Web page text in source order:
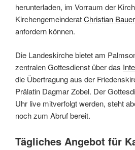
herunterladen, im Vorraum der
KirchengemeinderatChristian Bauer
anfordern können.
Die Landeskirche bietet am
zentralen Gottesdienst über das
die Übertragung aus der
Prälatin Dagmar Zobel. Der
Uhr live mitverfolgt werden, steht
noch zum Abruf bereit.
Tägliches Angebot für